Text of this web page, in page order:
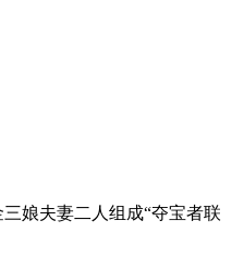
娘夫妻二人组成“夺宝者联